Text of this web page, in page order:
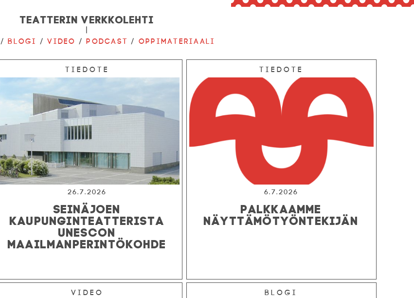
Teatterin verkkolehti
|
/Blogi /Video /Podcast / Oppimateriaali
Tiedote
26.7.2026
SEINÄJOEN
KAUPUNGINTEATTERISTA
UNESCON
MAAILMANPERINTÖKOHDE
Tiedote
6.7.2026
PALKKAAMME
NÄYTTÄMÖTYÖNTEKIJÄN
Video Blogi